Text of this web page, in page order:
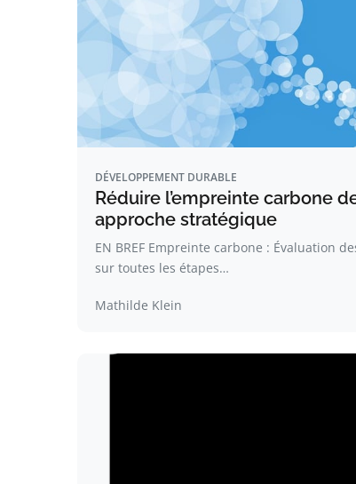
DÉVELOPPEMENT DURABLE
Réduire l’empreinte carbone
approche stratégique
EN BREF Empreinte carbone : Évaluation
sur toutes les étapes…
Mathilde Klein